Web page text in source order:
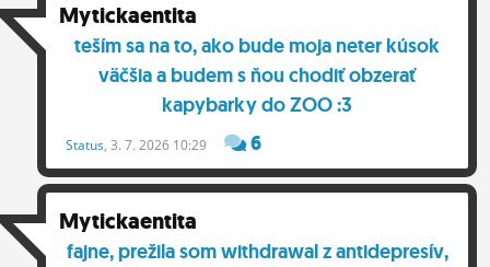
Mytickaentita
teším sa na to, ako bude moja neter kúsok
väčšia a budem s ňou chodiť obzerať
kapybarky do ZOO :3
Status, 3. 7. 2026 10:29 6
Mytickaentita
fajne, prežila som withdrawal z antidepresív,